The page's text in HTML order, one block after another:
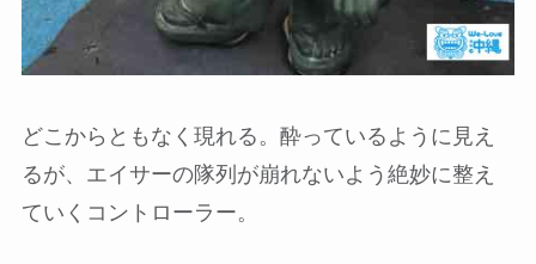
どこからともなく現れる。酔っているように見え
るが、エイサーの隊列が崩れないよう絶妙に整え
ていくコントローラー。